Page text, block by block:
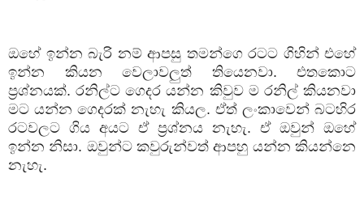
ඔහේ ඉන්න බැරි නම් ආපසු තමන්ගෙ රටට ගිහින් එහේ
ඉන්න
කියන වෙලාවලුත් තියෙනවා. එතකොට
ප්‍රශ්නයක්.රනිල්ට ගෙදර යන්න කිවුව ම රනිල් කියනවා
මට යන්න ගෙදරක් නැහැ කියල. ඒත් ලංකාවෙන් බටහිර
රටවලට ගිය අයට ඒ ප්‍රශ්නය නැහැ. ඒ ඔවුන් ඔහේ
ඉන්න නිසා. ඔවුන්ට කවුරුන්වත් ආපහු යන්න කියන්නෙ
නැහැ.